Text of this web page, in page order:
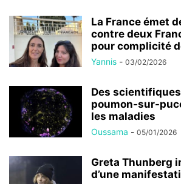
La France émet
contre deux
pour complicité
Yannis - 03/02/2026
Des
poumon-sur-
les maladies
Oussama - 05/01/2026
Greta Thunberg
d’une